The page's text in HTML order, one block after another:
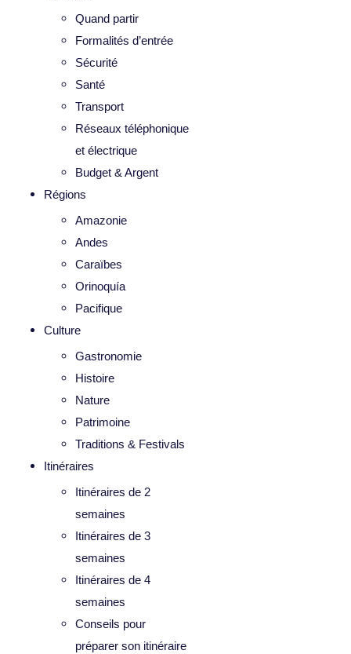
Quand partir
Formalités d’entrée
Sécurité
Santé
Transport
Réseaux téléphonique
et électrique
Budget & Argent
Régions
Amazonie
Andes
Caraïbes
Orinoquía
Pacifique
Culture
Gastronomie
Histoire
Nature
Patrimoine
Traditions & Festivals
Itinéraires
Itinéraires de 2
semaines
Itinéraires de 3
semaines
Itinéraires de 4
semaines
Conseils pour
préparer son itinéraire